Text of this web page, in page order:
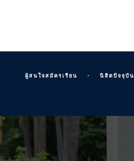
ผู้สนใจสมัครเรียน นิสิตปัจจุบัน